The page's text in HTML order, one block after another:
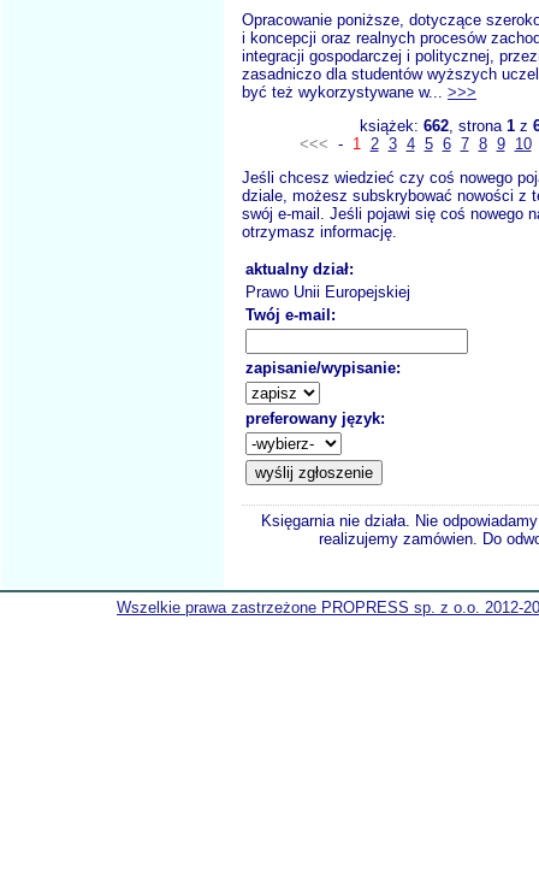
Opracowanie poniższe, dotyczące
i koncepcji oraz realnych procesów
integracji gospodarczej i politycznej,
zasadniczo dla studentów wyższych
być też wykorzystywane w... >>>
książek: 662, strona 1z
<<< - 1 2 3 4 5 6 7 8 9
10
Jeśli chcesz wiedzieć czy coś nowego
dziale, możesz subskrybować nowości z
swój e-mail. Jeśli pojawi się coś nowego
otrzymasz informację.
aktualny dział:
Prawo Unii Europejskiej
Twój e-mail:
zapisanie/wypisanie:
preferowany język:
Księgarnia nie działa. Nie
realizujemy zamówien. Do
Wszelkie prawa zastrzeżone PROPRESS sp. z o.o. 2012-